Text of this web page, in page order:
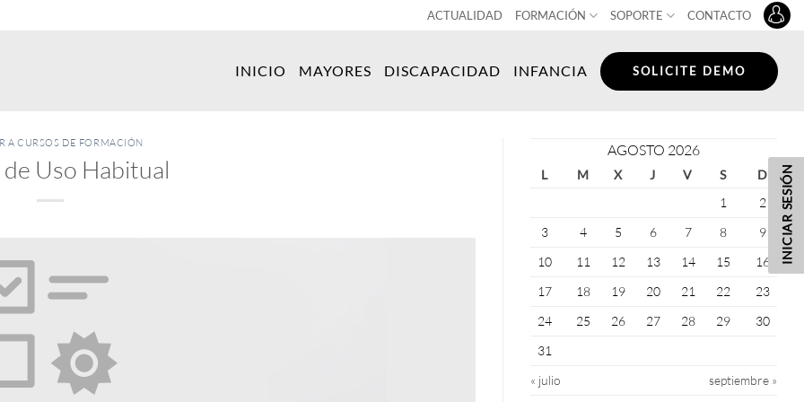
ACTUALIDAD FORMACIÓN SOPORTE CONTACTO
INICIO MAYORES DISCAPACIDAD INFANCIA SOLICITE DEMO
A CURSOS DE FORMACIÓN
de Uso Habitual
AGOSTO 2026
L M X J V S
D
1
2
3
4 5 6 7 8
9
10
11 12 13 14 15
16
17
18 19 20 21 22
23
24
25 26 27 28 29
30
31
« julio
septiembre »
INICIAR SESIÓN